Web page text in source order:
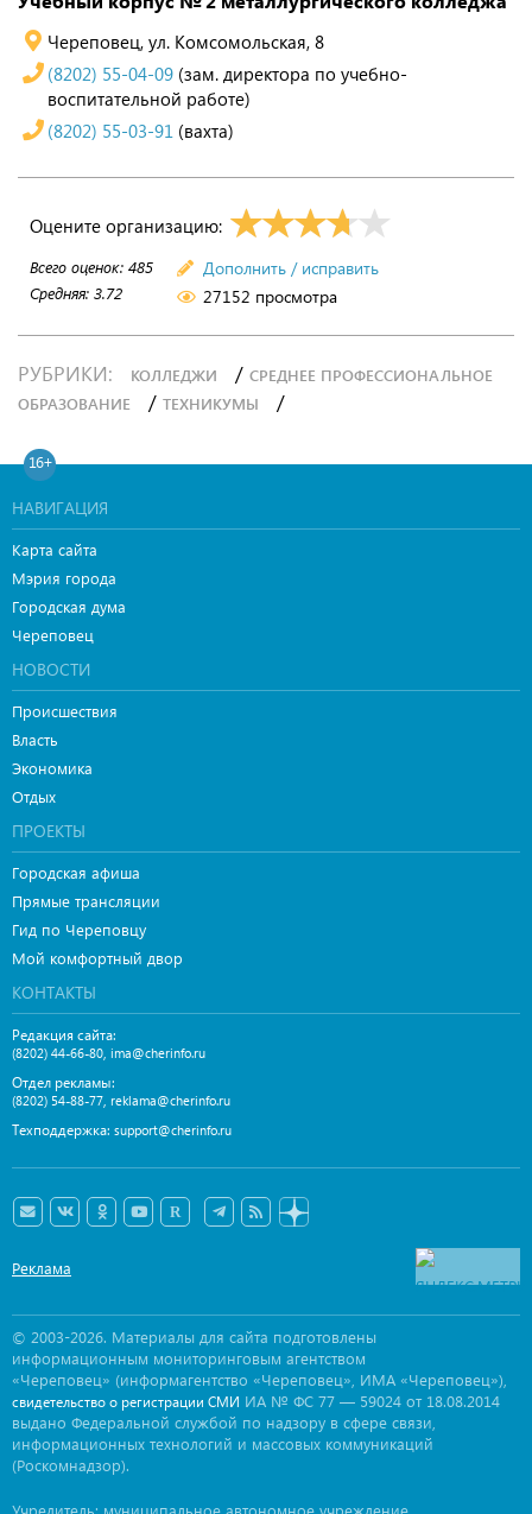
Череповец, ул. Комсомольская, 8
(8202) 55-04-09 (зам. директора по учебно-
воспитательной работе)
(8202) 55-03-91 (вахта)
Оцените организацию:
Всего оценок: 485
Средняя: 3.72
Дополнить / исправить
27152 просмотра
РУБРИКИ: КОЛЛЕДЖИ / СРЕДНЕЕ ПРОФЕССИОНАЛЬНОЕ
ОБРАЗОВАНИЕ
/ ТЕХНИКУМЫ /
16+
НАВИГАЦИЯ
Карта сайта
Мэрия города
Городская дума
Череповец
НОВОСТИ
Происшествия
Власть
Экономика
Отдых
ПРОЕКТЫ
Городская афиша
Прямые трансляции
Гид по Череповцу
Мой комфортный двор
КОНТАКТЫ
Редакция сайта:
(8202) 44-66-80 ima@cherinfo.ru
Отдел рекламы:
(8202) 54-88-77 reklama@cherinfo.ru
Техподдержка: support@cherinfo.ru
Реклама
© 2003-2026. Материалы для сайта подготовлены
информационным мониторинговым агентством
«Череповец» (информагентство «Череповец», ИМА «Череповец»),
свидетельство о регистрации СМИ ИА № ФС 77 — 59024 от 18.08.2014
выдано Федеральной службой по надзору в сфере связи,
информационных технологий и массовых коммуникаций
(Роскомнадзор).
Учредитель: муниципальное автономное учреждение